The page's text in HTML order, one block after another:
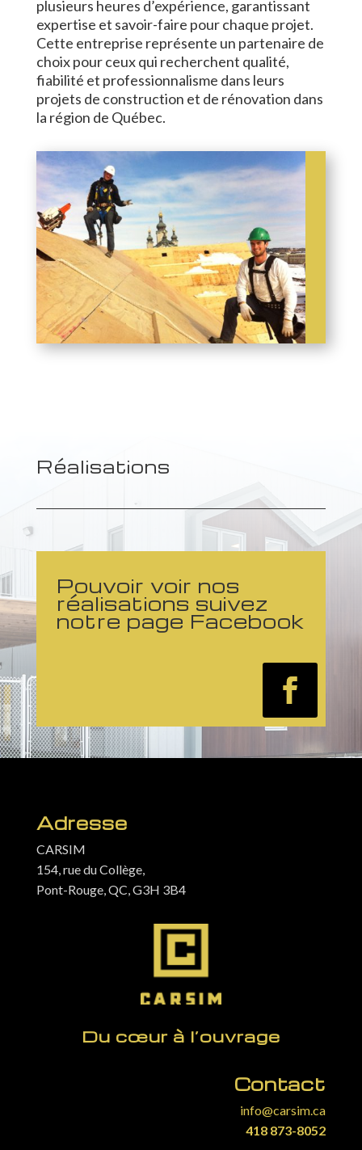
plusieurs heures d’expérience, garantissant
expertise et savoir-faire pour chaque projet.
Cette entreprise représente un partenaire de
choix pour ceux qui recherchent qualité,
fiabilité et professionnalisme dans leurs
projets de construction et de rénovation dans
la région de Québec.
Réalisations
Pouvoir voir nos
réalisations suivez
notre page Facebook
Adresse
CARSIM
154, rue du Collège,
Pont-Rouge, QC, G3H 3B4
Du cœur à l’ouvrage
Contact
info@carsim.ca
418 873-8052